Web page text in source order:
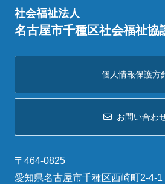
社会福祉法人
名古屋市千種区社会福祉協
個人情報保護方
お問い合わ
〒464-0825
愛知県名古屋市千種区西崎町2-